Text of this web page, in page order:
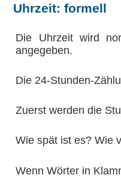
Uhrzeit: formell
Die Uhrzeit wird
angegeben.
Die 24-Stunden-
Zuerst werden die
Wie spät ist es? Wie
Wenn Wörter in